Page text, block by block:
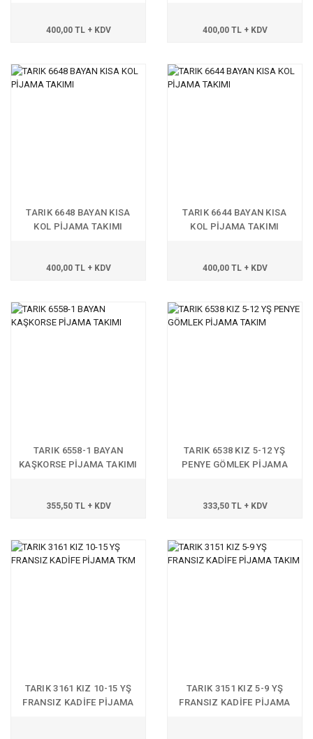
400,00 TL + KDV 400,00 TL + KDV
TARIK 6648 BAYAN KISA
KOL PİJAMA TAKIMI
400,00 TL + KDV
TARIK 6644 BAYAN KISA
KOL PİJAMA TAKIMI
400,00 TL + KDV
TARIK 6558-1 BAYAN
KAŞKORSE PİJAMA TAKIMI
355,50 TL + KDV
TARIK 6538 KIZ 5-12 YŞ
PENYE GÖMLEK PİJAMA
333,50 TL + KDV
TARIK 3161 KIZ 10-15 YŞ
FRANSIZ KADİFE PİJAMA
TARIK 3151 KIZ 5-9 YŞ
FRANSIZ KADİFE PİJAMA